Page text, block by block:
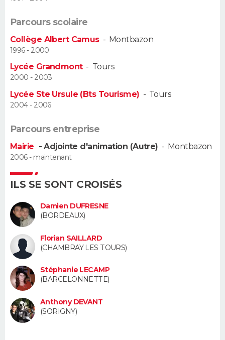
Alimentation
Guide de la santé
Maladies
Médicaments
Sommeil
VOYAGE
Destinations
City break
Voyage nature
Voyage de noces
Forum
Climat
+
PHOTO
GUIDES D'ACHAT
BONS PLANS
Dictionnaire
Biographies
Citations
Expressions
Proverbes
COPAINS D'AVANT
S'inscrire
Se connecter
Lycées
Collèges
Primaires
Universités
Entreprises
Service militaire
Avis de recherche
AVIS DE DÉCÈS
FORUM
Bricolage
Lifestyle
Culture
Sport
Auto
Television
Voyage
Cinema
Parcours scolaire
Collège Albert Camus- Montbazon
1996 - 2000
Lycée Grandmont- Tours
2000 - 2003
Lycée Ste Ursule (Bts Tourisme) - Tours
2004 - 2006
Parcours entreprise
Mairie - Adjointe d'animation (Autre) - Montbazon
2006 - maintenant
ILS SE SONT CROISÉS
Damien DUFRESNE
(BORDEAUX)
Florian SAILLARD
(CHAMBRAY LES TOURS)
Stéphanie LECAMP
(BARCELONNETTE)
Anthony DEVANT
(SORIGNY)